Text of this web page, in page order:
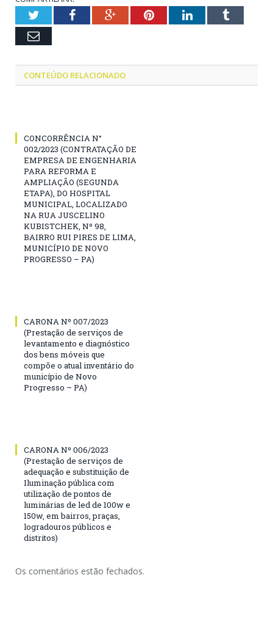
TwitterFacebookGoogle+PinterestLinkedInTumblr
Email
CONTEÚDO RELACIONADO
CONCORRÊNCIA N°
002/2023 (CONTRATAÇÃO DE
EMPRESA DE ENGENHARIA
PARA REFORMA E
AMPLIAÇÃO (SEGUNDA
ETAPA), DO HOSPITAL
MUNICIPAL, LOCALIZADO
NA RUA JUSCELINO
KUBISTCHEK, Nº 98,
BAIRRO RUI PIRES DE LIMA,
MUNICÍPIO DE NOVO
PROGRESSO – PA)
CARONA Nº 007/2023
(Prestação de serviços de
levantamento e diagnóstico
dos bens móveis que
compõe o atual inventário do
município de Novo
Progresso – PA)
CARONA Nº 006/2023
(Prestação de serviços de
adequação e substituição de
Iluminação pública com
utilização de pontos de
luminárias de led de 100w e
150w, em bairros, praças,
logradouros públicos e
distritos)
Os comentários estão fechados.